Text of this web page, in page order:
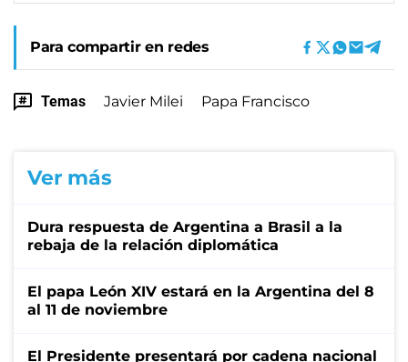
Para compartir en redes
Temas Javier Milei Papa Francisco
Ver más
Dura respuesta de Argentina a Brasil a la
rebaja de la relación diplomática
El papa León XIV estará en la Argentina del 8
al 11 de noviembre
El Presidente presentará por cadena nacional